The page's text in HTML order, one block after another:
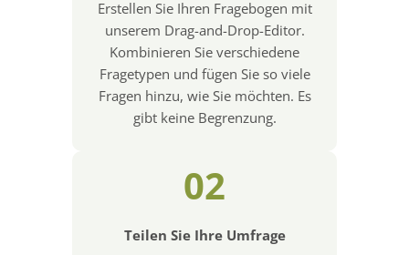
Erstellen Sie Ihren Fragebogen mit
unserem Drag-and-Drop-Editor.
Kombinieren Sie verschiedene
Fragetypen und fügen Sie so viele
Fragen hinzu, wie Sie möchten. Es
gibt keine Begrenzung.
02
Teilen Sie Ihre Umfrage